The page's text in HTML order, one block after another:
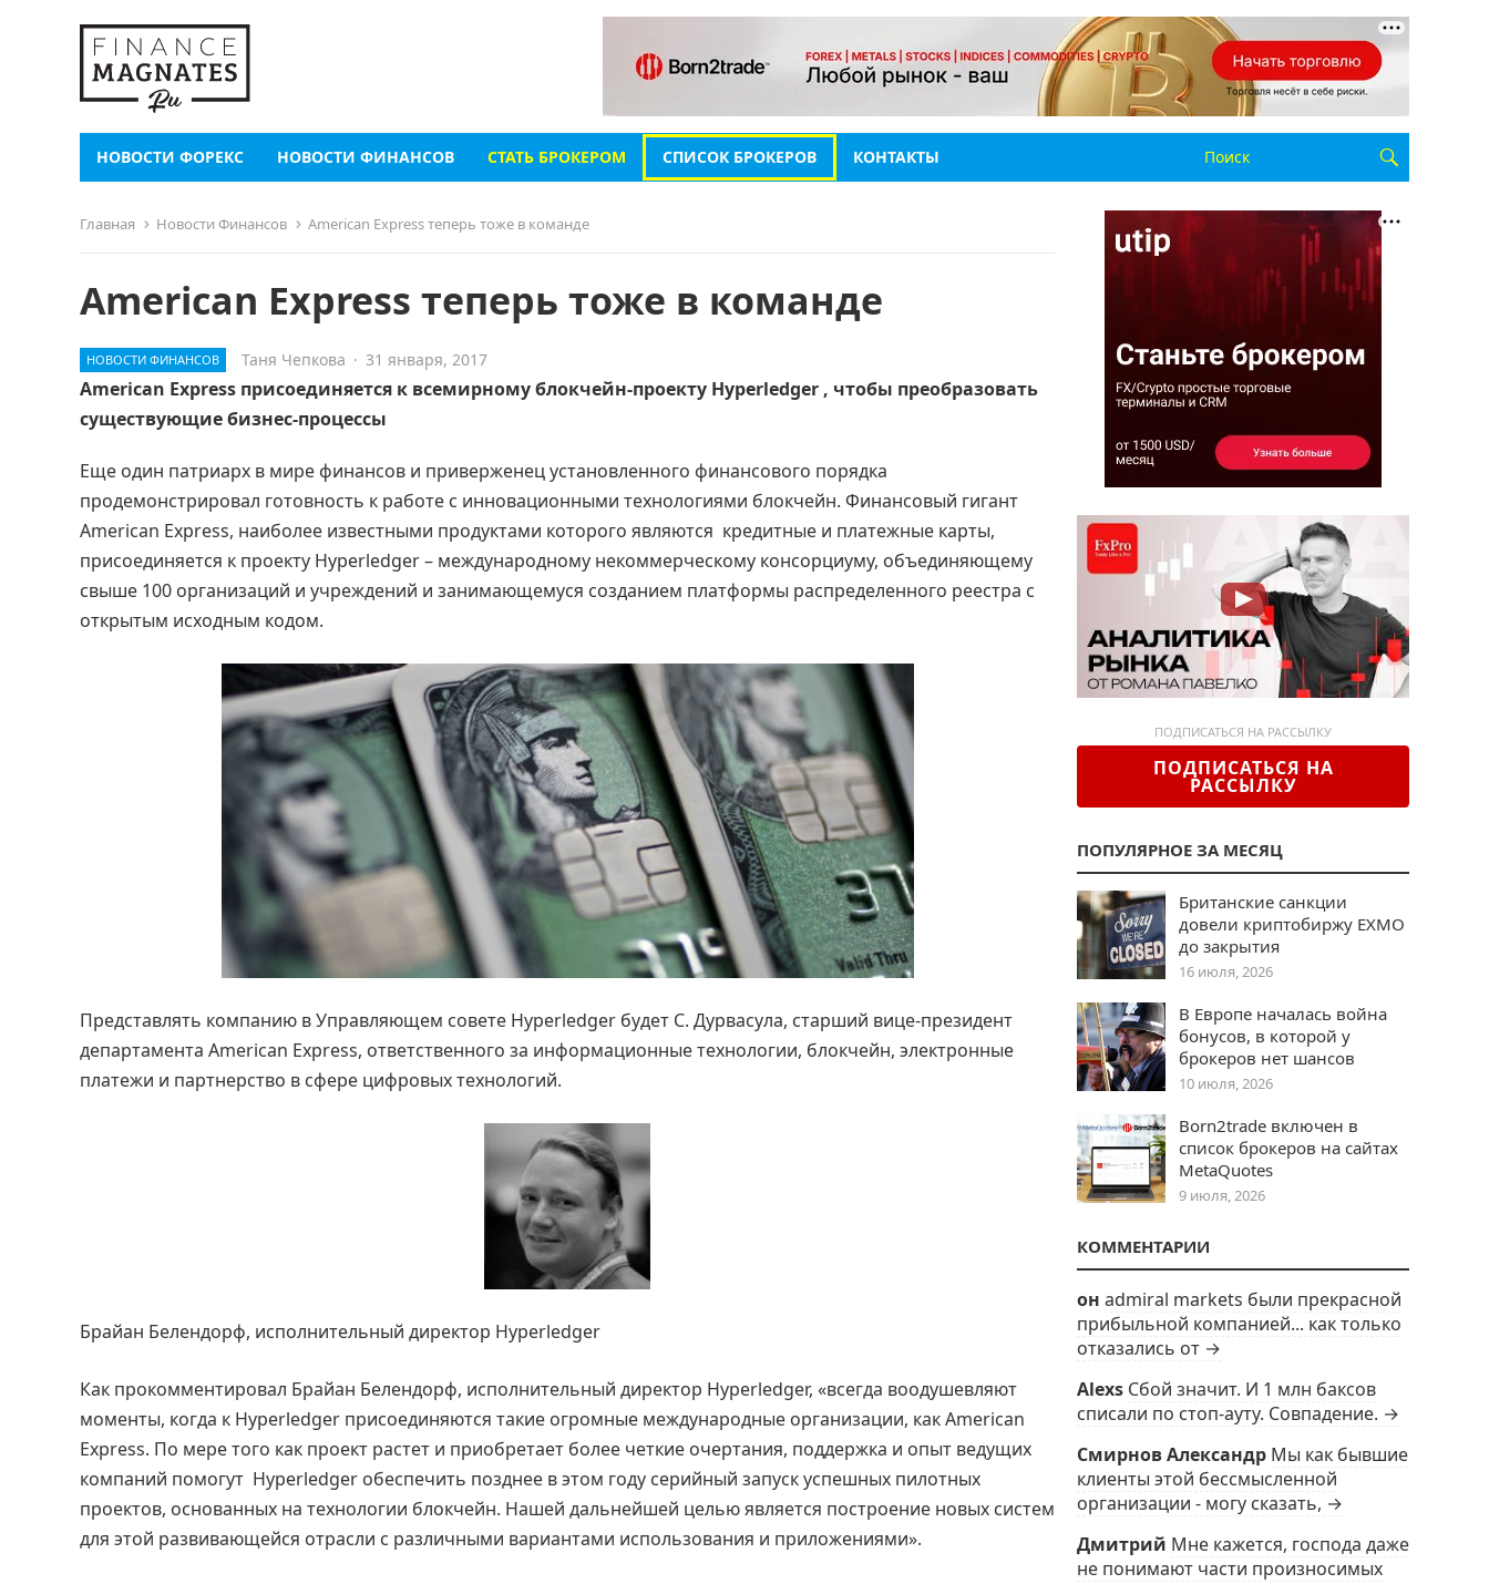
НОВОСТИ ФОРЕКС НОВОСТИ ФИНАНСОВ СТАТЬ БРОКЕРОМ СПИСОК БРОКЕРОВ КОНТАКТЫ
Главная Новости Финансов American Express теперь тоже в команде
American Express теперь тоже в команде
НОВОСТИ ФИНАНСОВ Таня Чепкова · 31 января, 2017
American Express присоединяется к всемирному блокчейн-проекту Hyperledger , чтобы преобразовать
существующие бизнес-процессы
Еще один патриарх в мире финансов и приверженец установленного финансового порядка
продемонстрировал готовность к работе с инновационными технологиями блокчейн. Финансовый гигант
American Express, наиболее известными продуктами которого являются кредитные и платежные карты,
присоединяется к проекту Hyperledger – международному некоммерческому консорциуму, объединяющему
свыше 100 организаций и учреждений и занимающемуся созданием платформы распределенного реестра с
открытым исходным кодом.
Представлять компанию в Управляющем совете Hyperledger будет С. Дурвасула, старший вице-президент
департамента American Express, ответственного за информационные технологии, блокчейн, электронные
платежи и партнерство в сфере цифровых технологий.
Брайан Белендорф, исполнительный директор Hyperledger
Как прокомментировал Брайан Белендорф, исполнительный директор Hyperledger, «всегда воодушевляют
моменты, когда к Hyperledger присоединяются такие огромные международные организации, как American
Express. По мере того как проект растет и приобретает более четкие очертания, поддержка и опыт ведущих
компаний помогут Hyperledger обеспечить позднее в этом году серийный запуск успешных пилотных
проектов, основанных на технологии блокчейн. Нашей дальнейшей целью является построение новых систем
для этой развивающейся отрасли с различными вариантами использования и приложениями».
ПОДПИСАТЬСЯ НА РАССЫЛКУ
ПОДПИСАТЬСЯ НА
РАССЫЛКУ
ПОПУЛЯРНОЕ ЗА МЕСЯЦ
Британские санкции
довели криптобиржу EXMO
до закрытия
16 июля, 2026
В Европе началась война
бонусов, в которой у
брокеров нет шансов
10 июля, 2026
Born2trade включен в
список брокеров на сайтах
MetaQuotes
9 июля, 2026
КОММЕНТАРИИ
он admiral markets были прекрасной
прибыльной компанией... как только
отказались от →
Alexs Сбой значит. И 1 млн баксов
списали по стоп-ауту. Совпадение. →
Смирнов Александр Мы как бывшие
клиенты этой бессмысленной
организации - могу сказать, →
Дмитрий Мне кажется, господа даже
не понимают части произносимых